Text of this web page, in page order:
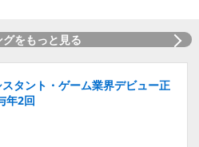
グをもっと見る
タント・ゲーム業界デビュー正
年2回